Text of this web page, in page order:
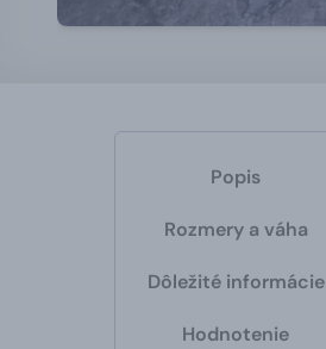
Popis
Rozmery a váha
Dôležité informácie
Hodnotenie